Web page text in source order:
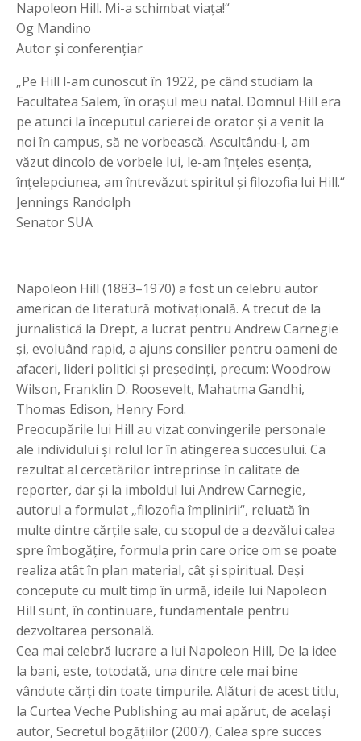
Napoleon Hill. Mi-a schimbat viaţa!“
Og Mandino
Autor şi conferenţiar
„Pe Hill l-am cunoscut în 1922, pe când studiam la
Facultatea Salem, în oraşul meu natal. Domnul Hill era
pe atunci la începutul carierei de orator şi a venit la
noi în campus, să ne vorbească. Ascultându-l, am
văzut dincolo de vorbele lui, le-am înţeles esenţa,
înţelepciunea, am întrevăzut spiritul şi filozofia lui Hill.“
Jennings Randolph
Senator SUA
Napoleon Hill (1883–1970) a fost un celebru autor
american de literatură motivaţională. A trecut de la
jurnalistică la Drept, a lucrat pentru Andrew Carnegie
şi, evoluând rapid, a ajuns consilier pentru oameni de
afaceri, lideri politici şi preşedinţi, precum: Woodrow
Wilson, Franklin D. Roosevelt, Mahatma Gandhi,
Thomas Edison, Henry Ford.
Preocupările lui Hill au vizat convingerile personale
ale individului şi rolul lor în atingerea succesului. Ca
rezultat al cercetărilor întreprinse în calitate de
reporter, dar şi la imboldul lui Andrew Carnegie,
autorul a formulat „filozofia împlinirii“, reluată în
multe dintre cărţile sale, cu scopul de a dezvălui calea
spre îmbogăţire, formula prin care orice om se poate
realiza atât în plan material, cât şi spiritual. Deşi
concepute cu mult timp în urmă, ideile lui Napoleon
Hill sunt, în continuare, fundamentale pentru
dezvoltarea personală.
Cea mai celebră lucrare a lui Napoleon Hill, De la idee
la bani, este, totodată, una dintre cele mai bine
vândute cărţi din toate timpurile. Alături de acest titlu,
la Curtea Veche Publishing au mai apărut, de acelaşi
autor, Secretul bogăţiilor (2007), Calea spre succes